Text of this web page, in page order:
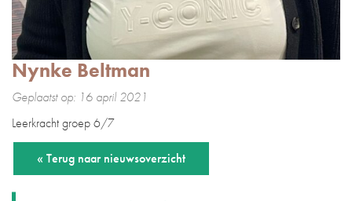
Nynke Beltman
Geplaatst op: 16 april 2021
Leerkracht groep 6/7
« Terug naar nieuwsoverzicht